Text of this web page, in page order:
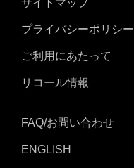
サイトマップ
プライバシーポリシー
ご利用にあたって
リコール情報
FAQ/お問い合わせ
ENGLISH